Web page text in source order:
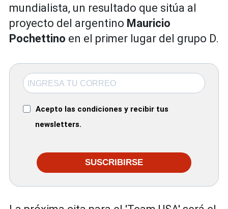
mundialista, un resultado que sitúa al
proyecto del argentino Mauricio
Pochettino en el primer lugar del grupo D.
Acepto las condiciones y recibir tus
newsletters.
SUSCRIBIRSE